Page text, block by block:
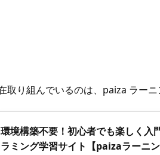
取り組んでいるのは、paiza ラー
環境構築不要！初心者でも楽しく入
ラミング学習サイト【paizaラーニン